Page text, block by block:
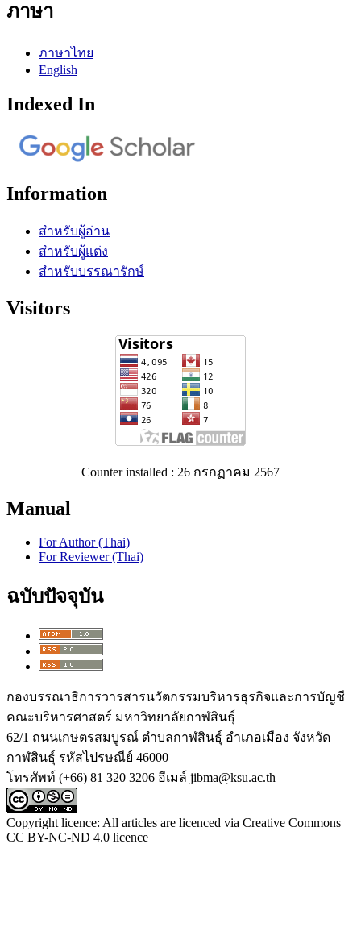
ภาษา
ภาษาไทย
English
Indexed In
Information
สำหรับผู้อ่าน
สำหรับผู้แต่ง
สำหรับบรรณารักษ์
Visitors
Counter installed : 26 กรกฏาคม 2567
Manual
For Author (Thai)
For Reviewer (Thai)
ฉบับปัจจุบัน
กองบรรณาธิการวารสารนวัตกรรมบริหารธุรกิจและการบัญชี
คณะบริหารศาสตร์ มหาวิทยาลัยกาฬสินธุ์
62/1 ถนนเกษตรสมบูรณ์ ตำบลกาฬสินธุ์ อำเภอเมือง จังหวัด
กาฬสินธุ์ รหัสไปรษณีย์ 46000
โทรศัพท์ (+66) 81 320 3206 อีเมล์ jibma@ksu.ac.th
Copyright licence: All articles are licenced via Creative Commons
CC BY-NC-ND 4.0 licence